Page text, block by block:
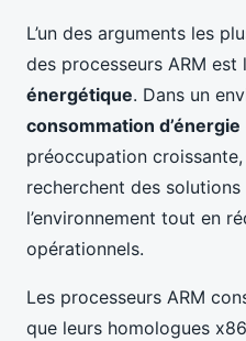
L’un des arguments les
des processeurs ARM est
énergétique. Dans un
consommation d’énergie
préoccupation
recherchent des
l’environnement tout en
opérationnels.
Les processeurs ARM
que leurs homologues